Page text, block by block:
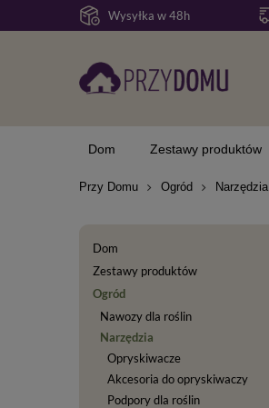
Wysyłka w 48h
Dom Zestawy produktów
Przy Domu Ogród Narzędzia
Dom
Zestawy produktów
Ogród
Nawozy dla roślin
Narzędzia
Opryskiwacze
Akcesoria do opryskiwaczy
Podpory dla roślin